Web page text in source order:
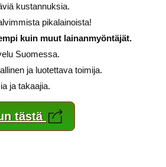
kustannuksia.
pikalainoista!
kuin muut lainanmyöntäjät.
Suomessa.
ja luotettava toimija.
ja takaajia.
tästä